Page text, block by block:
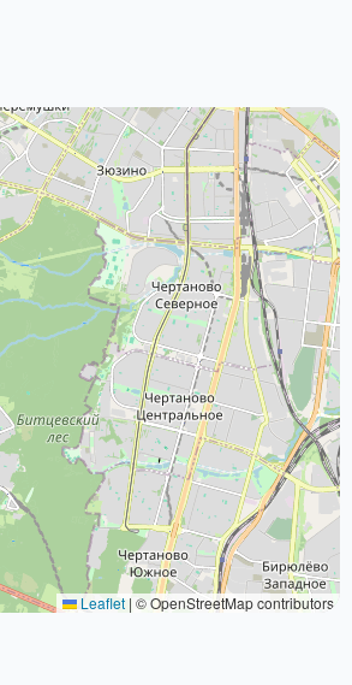
Leaflet | © OpenStreetMap contributors